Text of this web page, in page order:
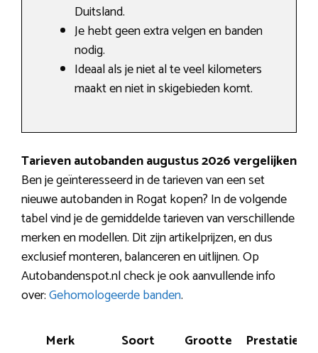
Duitsland.
Je hebt geen extra velgen en banden
nodig.
Ideaal als je niet al te veel kilometers
maakt en niet in skigebieden komt.
Tarieven autobanden augustus 2026 vergelijken
Ben je geïnteresseerd in de tarieven van een set
nieuwe autobanden in Rogat kopen? In de volgende
tabel vind je de gemiddelde tarieven van verschillende
merken en modellen. Dit zijn artikelprijzen, en dus
exclusief monteren, balanceren en uitlijnen. Op
Autobandenspot.nl check je ook aanvullende info
over:Gehomologeerde banden.
Merk Soort Grootte Prestatie